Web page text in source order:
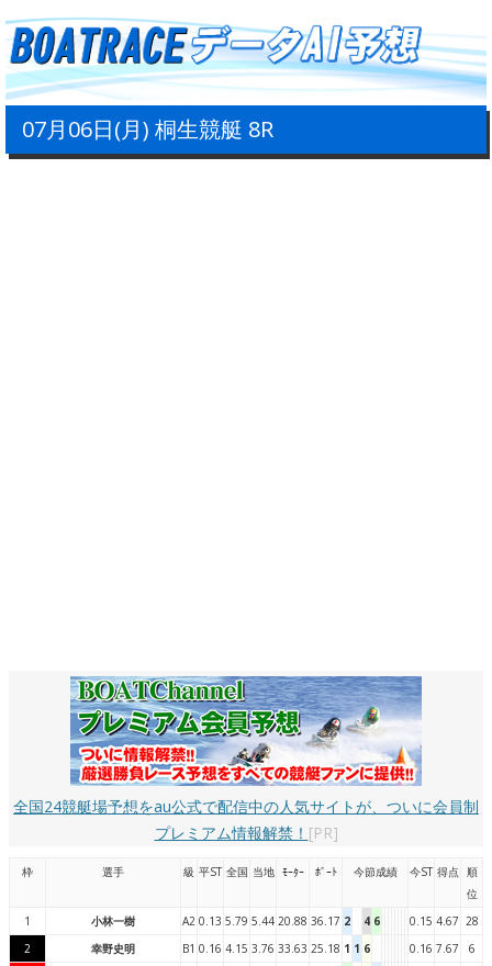
07月06日(月) 桐生競艇 8R
全国24競艇場予想をau公式で配信中の人気サイトが、ついに会員制
プレミアム情報解禁！ [PR]
枠 選手 級 平ST 全国 当地 ﾓｰﾀｰ ﾎﾞｰﾄ 今節成績 今ST 得点
順
位
1
小林一樹 A2 0.13 5.79 5.44 20.88 36.17 2 4 6 0.15 4.67 28
2
幸野史明 B1 0.16 4.15 3.76 33.63 25.18 1 1 6 0.16 7.67
6